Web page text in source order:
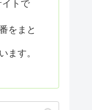
トで
をまと
ます。